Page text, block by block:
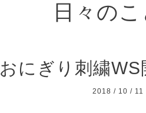
日々の
おにぎり刺繍
2018 / 10 / 11